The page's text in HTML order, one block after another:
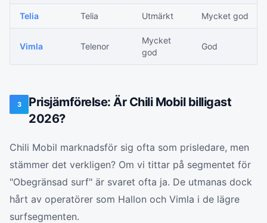
Telia Telia Utmärkt Mycket god
Vimla Telenor
Mycket
god
God
3
Prisjämförelse: Är Chili Mobil billigast
2026?
Chili Mobil marknadsför sig ofta som prisledare, men
stämmer det verkligen? Om vi tittar på segmentet för
"Obegränsad surf" är svaret ofta ja. De utmanas dock
hårt av operatörer som Hallon och Vimla i de lägre
surfsegmenten.